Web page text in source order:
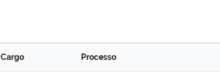
Cargo Processo